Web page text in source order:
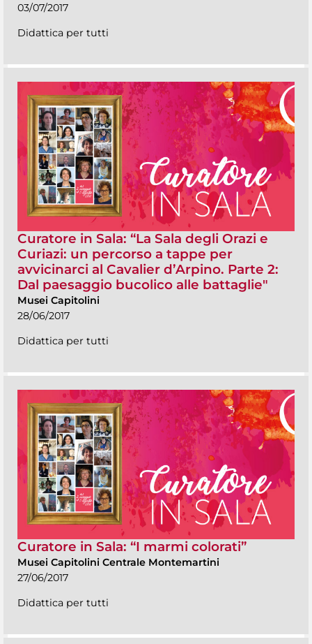
03/07/2017
Didattica per tutti
Curatore in Sala: “La Sala degli Orazi e
Curiazi: un percorso a tappe per
avvicinarci al Cavalier d’Arpino. Parte 2:
Dal paesaggio bucolico alle battaglie"
Musei Capitolini
28/06/2017
Didattica per tutti
Curatore in Sala: “I marmi colorati”
Musei Capitolini Centrale Montemartini
27/06/2017
Didattica per tutti